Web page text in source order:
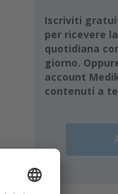
Iscriviti
per ricevere
quotidiana
giorno.
account
contenuti a